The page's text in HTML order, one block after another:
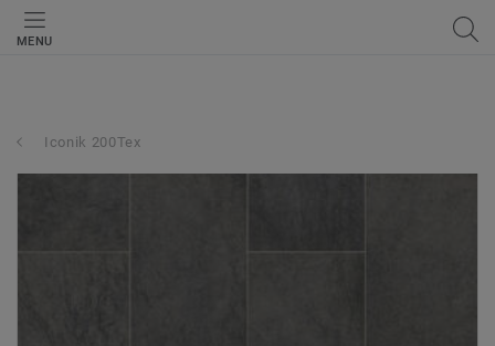
MENU
Iconik 200Tex